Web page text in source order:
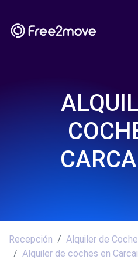
Recepción
Alquiler de
Alquiler de coches en